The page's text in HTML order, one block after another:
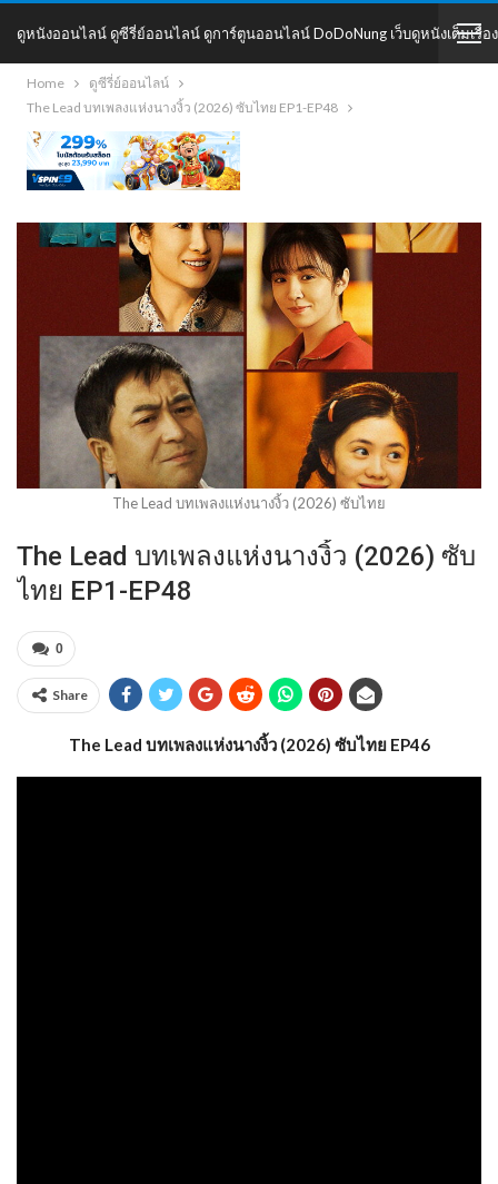
ดูหนังออนไลน์ ดูซีรี่ย์ออนไลน์ ดูการ์ตูนออนไลน์ DoDoNung เว็บดูหนังเต็มเรื่อง
DoDoNung
Home
ดูซีรี่ย์ออนไลน์
The Lead บทเพลงแห่งนางงิ้ว (2026) ซับไทย EP1-EP48
The Lead บทเพลงแห่งนางงิ้ว (2026) ซับไทย
The Lead บทเพลงแห่งนางงิ้ว (2026) ซับ
ไทย EP1-EP48
0
Share
The Lead บทเพลงแห่งนางงิ้ว (2026) ซับไทย EP46